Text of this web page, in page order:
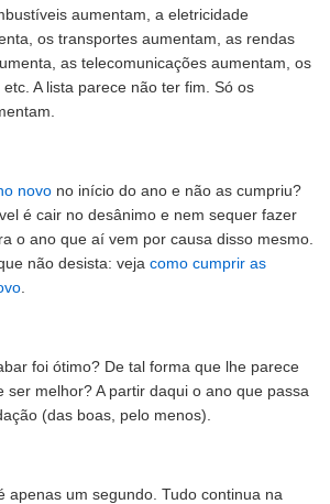
aumentam, a eletricidade
os transportes aumentam, as rendas
as telecomunicações aumentam, os
A lista parece não ter fim. Só os
novo no início do ano e não as cumpriu?
é cair no desânimo e nem sequer fazer
o ano que aí vem por causa disso mesmo.
não desista: veja como cumprir as
foi ótimo? De tal forma que lhe parece
ser melhor? A partir daqui o ano que passa
(das boas, pelo menos).
apenas um segundo. Tudo continua na